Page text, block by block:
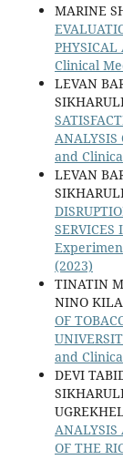
MARINE
Clinical
LEVAN
ANALYSIS
and
LEVAN
SERVICES
(2023)
TINATIN
NINO
OF
and
DEVI
ANALYSIS
OF THE